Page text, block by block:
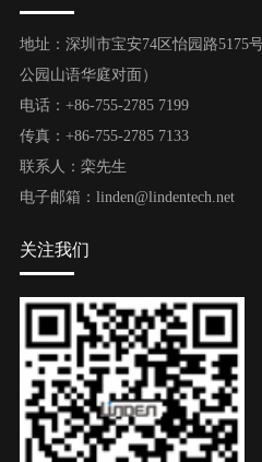
地址：深圳市宝安74区怡园路5175
公园山语华庭对面）
电话：+86-755-2785 7199
传真：+86-755-2785 7133
联系人：栾先生
电子邮箱：linden@lindentech.net
关注我们